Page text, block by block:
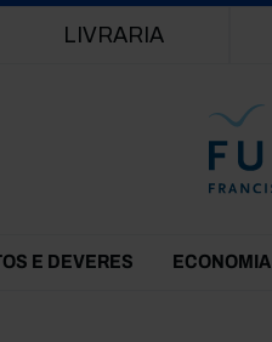
LIVRARIA
E DEVERES ECONOMIA